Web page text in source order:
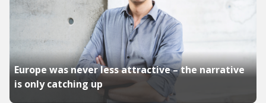
Europe was never less attractive – the narrative
is only catching up